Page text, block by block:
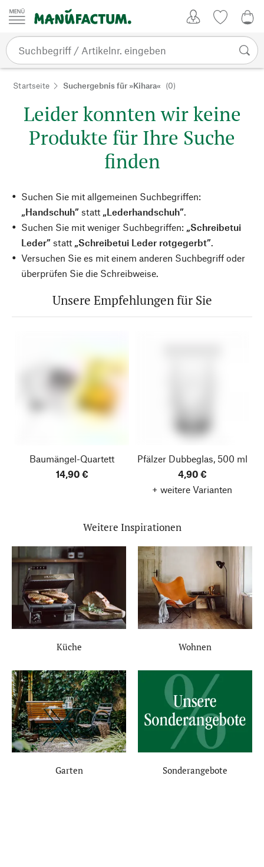
Zum Inhalt springen
Startseite Suchergebnis für »Kihara« (0)
Leider konnten wir keine
Produkte für Ihre Suche
finden
Suchen Sie mit allgemeinen Suchbegriffen:
„Handschuh” statt „Lederhandschuh”.
Suchen Sie mit weniger Suchbegriffen: „Schreibetui
Leder” statt „Schreibetui Leder rotgegerbt”.
Versuchen Sie es mit einem anderen Suchbegriff oder
überprüfen Sie die Schreibweise.
Unsere Empfehlungen für Sie
Baumängel-Quartett
14,90 €
Pfälzer Dubbeglas, 500 ml
4,90 €
+ weitere Varianten
Weitere Inspirationen
Küche Wohnen
Garten Sonderangebote